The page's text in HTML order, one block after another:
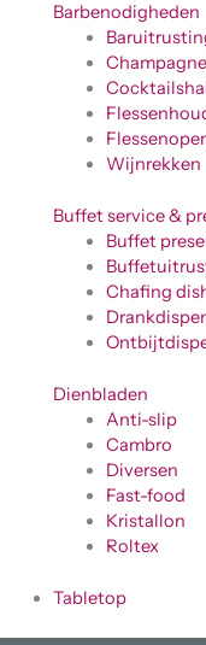
Barbenodigheden
Wijnrekken
Buffet service &
Buffet
Chafing
Dienbladen
Anti-slip
Cambro
Diversen
Fast-food
Kristallon
Roltex
Tabletop